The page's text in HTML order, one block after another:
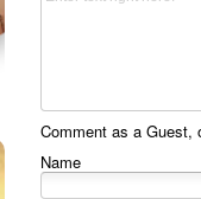
Comment as a Guest,
Name